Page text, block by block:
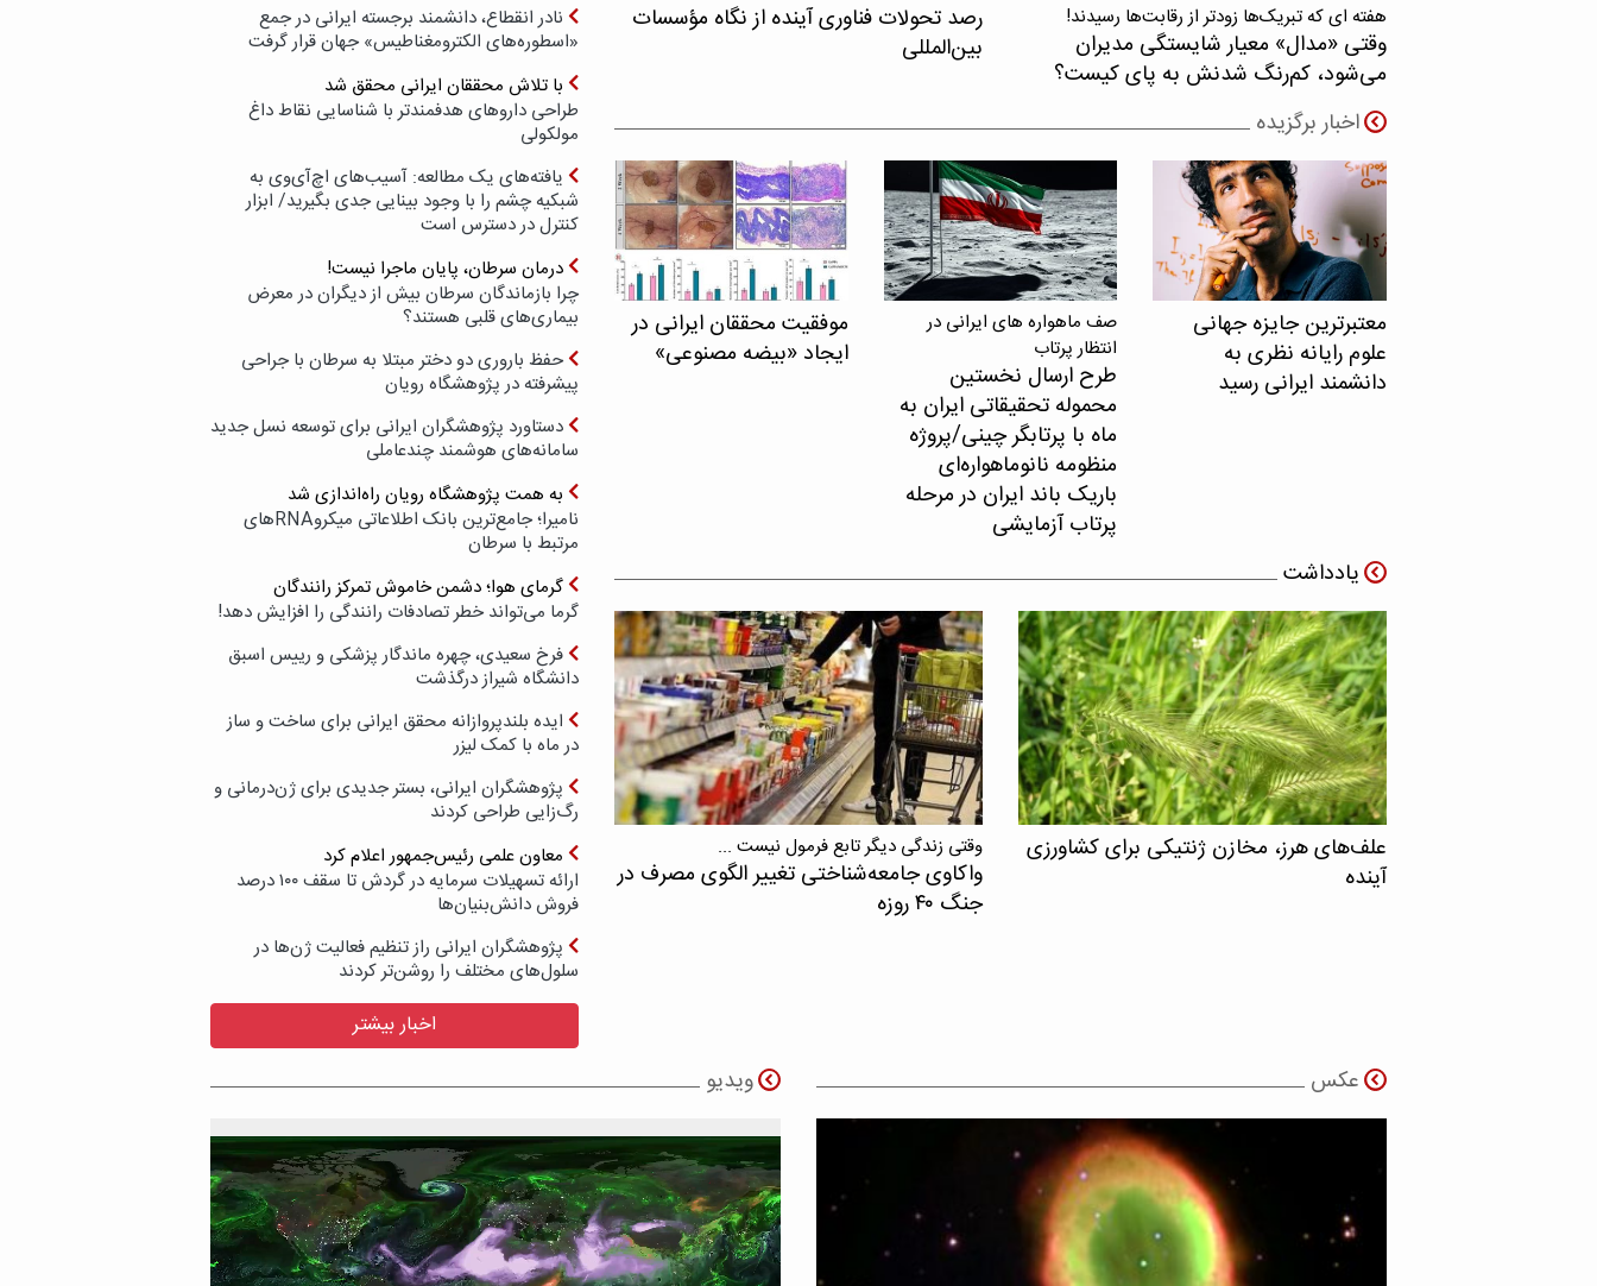
هفته ای که تبریک‌ها زودتر از رقابت‌ها رسیدند!
وقتی «مدال‌» معیار شایستگی مدیران
می‌شود، کم‌رنگ شدنش به پای کیست؟
رصد تحولات فناوری آینده از نگاه مؤسسات
بین‌المللی
اخبار برگزیده
معتبرترین جایزه جهانی
علوم رایانه نظری به
دانشمند ایرانی رسید
صف ماهواره های ایرانی در
انتظار پرتاب
طرح ارسال نخستین
محموله تحقیقاتی ایران به
ماه با پرتابگر چینی/پروژه
منظومه نانوماهواره‌ای
باریک باند ایران در مرحله
پرتاب آزمایشی
موفقیت محققان ایرانی در
ایجاد «بیضه مصنوعی»
یادداشت
علف‌های هرز، مخازن ژنتیکی برای کشاورزی
آینده
وقتی زندگی دیگر تابع فرمول نیست ...
واکاوی جامعه‌شناختی تغییر الگوی مصرف در
جنگ ۴۰ روزه
نادر انقطاع، دانشمند برجسته ایرانی در جمع
«اسطوره‌های الکترومغناطیس» جهان قرار گرفت
با تلاش محققان ایرانی محقق شد
طراحی داروهای هدفمندتر با شناسایی نقاط داغ
مولکولی
یافته‌های یک مطالعه: آسیب‌های اچ‌آی‌وی به
شبکیه چشم را با وجود بینایی جدی بگیرید/ ابزار
کنترل در دسترس است
درمان سرطان، پایان ماجرا نیست!
چرا بازماندگان سرطان بیش از دیگران در معرض
بیماری‌های قلبی هستند؟
حفظ باروری دو دختر مبتلا به سرطان با جراحی
پیشرفته در پژوهشگاه رویان
دستاورد پژوهشگران ایرانی برای توسعه نسل جدید
سامانه‌های هوشمند چندعاملی
به همت پژوهشگاه رویان راه‌اندازی شد
نامیرا؛ جامع‌ترین بانک اطلاعاتی میکروRNAهای
مرتبط با سرطان
گرمای هوا؛ دشمن خاموش تمرکز رانندگان
گرما می‌تواند خطر تصادفات رانندگی را افزایش دهد!
فرخ سعیدی، چهره ماندگار پزشکی و رییس اسبق
دانشگاه شیراز درگذشت
ایده بلندپروازانه محقق ایرانی برای ساخت و ساز
در ماه با کمک لیزر
پژوهشگران ایرانی، بستر جدیدی برای ژن‌درمانی و
رگ‌زایی طراحی کردند
معاون علمی رئیس‌جمهور اعلام کرد
ارائه تسهیلات سرمایه در گردش تا سقف ۱۰۰ درصد
فروش دانش‌بنیان‌ها
پژوهشگران ایرانی راز تنظیم فعالیت ژن‌ها در
سلول‌های مختلف را روشن‌تر کردند
اخبار بیشتر
عکس ویدیو